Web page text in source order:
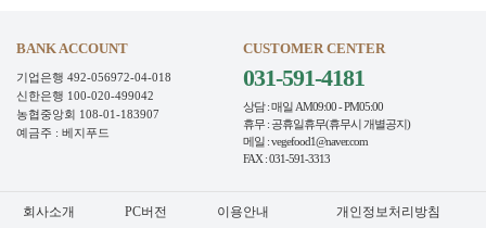
BANK ACCOUNT
기업은행 492-056972-04-018
신한은행 100-020-499042
농협중앙회 108-01-183907
예금주 : 베지푸드
CUSTOMER CENTER
031-591-4181
상담 : 매일 AM09:00 - PM05:00
휴무 : 공휴일휴무(휴무시 개별공지)
메일 : vegefood1@naver.com
FAX : 031-591-3313
회사소개 PC버전 이용안내 개인정보처리방침